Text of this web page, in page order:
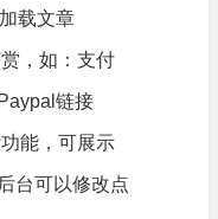
载文章
，如：支付
链接
能，可展示
台可以修改点